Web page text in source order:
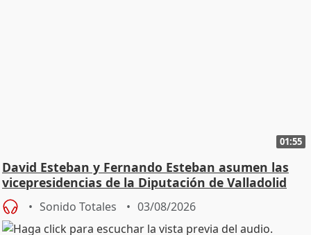
01:55
David Esteban y Fernando Esteban asumen las
vicepresidencias de la Diputación de Valladolid
Sonido Totales 03/08/2026